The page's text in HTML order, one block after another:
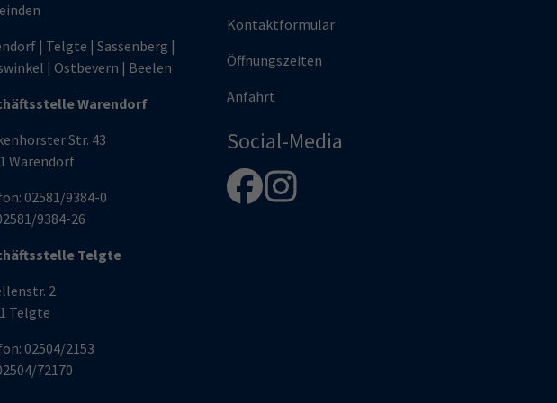
| Telgte | Sassenberg |
| Ostbevern | Beelen
Warendorf
Str. 43
Warendorf
02581/9384-0
9384-26
Telgte
2
Telgte
02504/2153
72170
Kontaktformular
Öffnungszeiten
Anfahrt
Social-Media